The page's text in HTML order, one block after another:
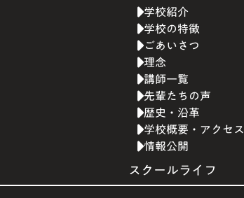
学校紹介
学校の特徴
ごあいさつ
理念
講師一覧
先輩たちの声
歴史・沿革
学校概要・アクセス
情報公開
スクールライフ